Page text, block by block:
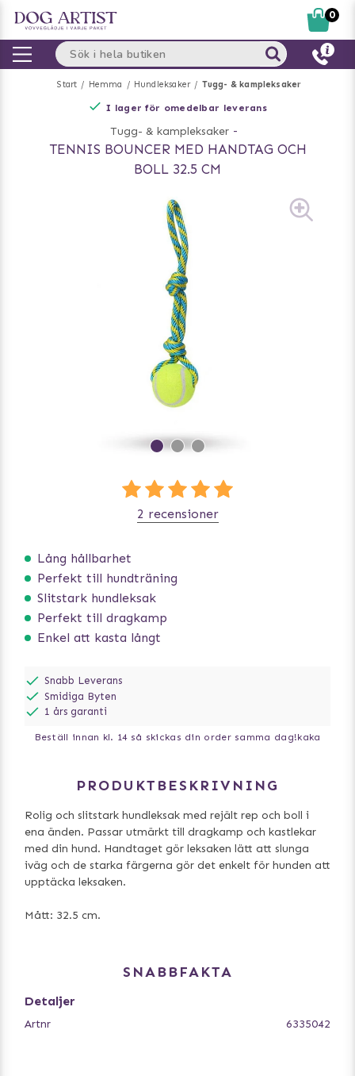
Start Hemma Hundleksaker Tugg- & kampleksaker
I lager för omedelbar leverans
Tugg- & kampleksaker -
TENNIS BOUNCER MED HANDTAG OCH
BOLL 32.5 CM
Lång hållbarhet
Perfekt till hundträning
Slitstark hundleksak
Perfekt till dragkamp
Enkel att kasta långt
2 recensioner
Snabb Leverans
Smidiga Byten
1 års garanti
Beställ innan kl. 14 så skickas din order samma dag!kaka
PRODUKTBESKRIVNING
Rolig och slitstark hundleksak med rejält rep och boll i
ena änden. Passar utmärkt till dragkamp och kastlekar
med din hund. Handtaget gör leksaken lätt att slunga
iväg och de starka färgerna gör det enkelt för hunden att
upptäcka leksaken.
Mått: 32.5 cm.
SNABBFAKTA
Detaljer
Artnr 6335042
0